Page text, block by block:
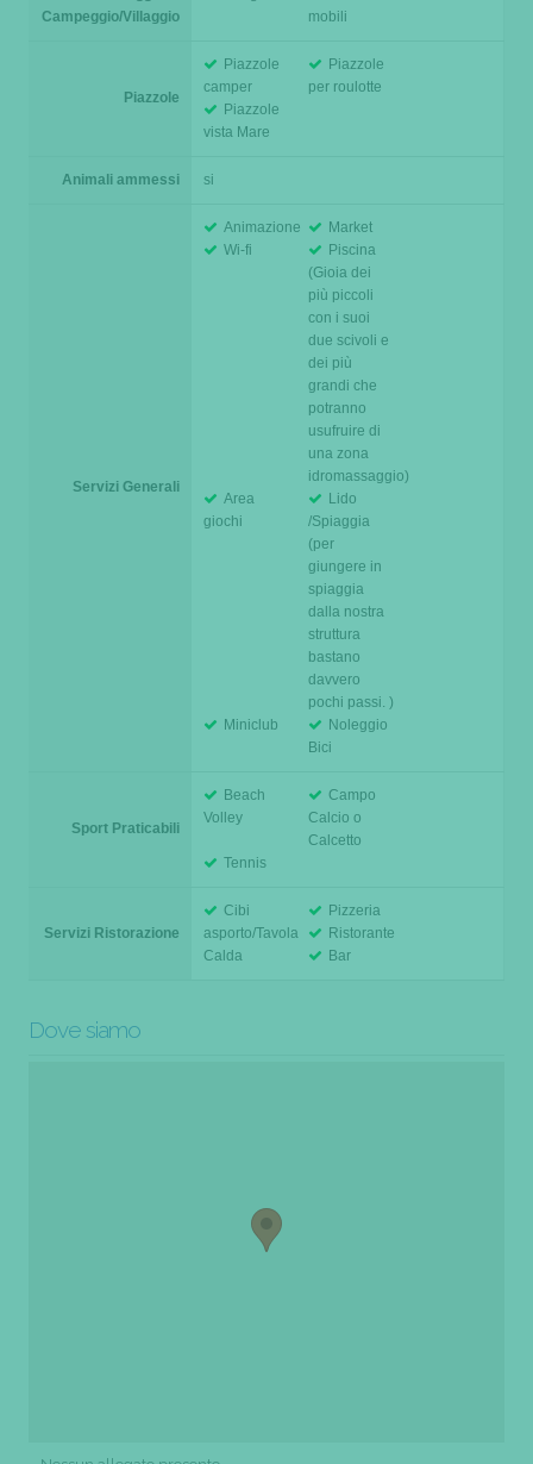
Campeggio/Villaggio
mobili
Piazzole
Piazzole
camper
Piazzole
per roulotte
Piazzole
vista Mare
Animali ammessi si
Servizi Generali
Animazione
Market
Wi-fi
Piscina
(Gioia dei
più piccoli
con i suoi
due scivoli e
dei più
grandi che
potranno
usufruire di
una zona
idromassaggio)
Area
giochi
Lido
/Spiaggia
(per
giungere in
spiaggia
dalla nostra
struttura
bastano
davvero
pochi passi. )
Miniclub
Noleggio
Bici
Sport Praticabili
Beach
Volley
Campo
Calcio o
Calcetto
Tennis
Servizi Ristorazione
Cibi
asporto/Tavola
Calda
Pizzeria
Ristorante
Bar
Dove siamo